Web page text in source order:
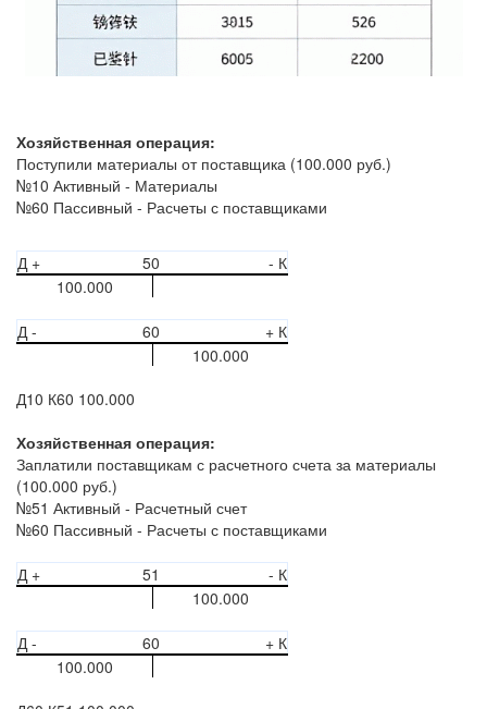
Хозяйственная операция:
Поступили материалы от поставщика (100.000 руб.)
№10 Активный - Материалы
№60 Пассивный - Расчеты с поставщиками
Д + 50
- К
100.000
Д - 60
+ К
100.000
Д10 К60 100.000
Хозяйственная операция:
Заплатили поставщикам с расчетного счета за материалы
(100.000 руб.)
№51 Активный - Расчетный счет
№60 Пассивный - Расчеты с поставщиками
Д + 51
- К
100.000
Д - 60
+ К
100.000